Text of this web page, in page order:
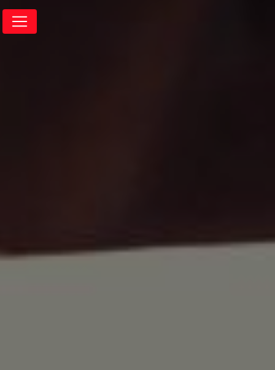
Panneau de gestion des cookies